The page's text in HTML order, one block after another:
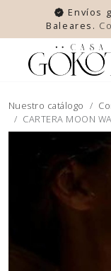
Envíos
Baleares.
Nuestro catálogo
CARTERA MOON